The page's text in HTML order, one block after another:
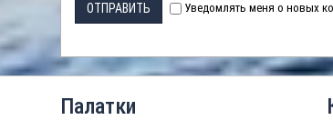
ОТПРАВИТЬ Уведомлять меня о новых
Палатки